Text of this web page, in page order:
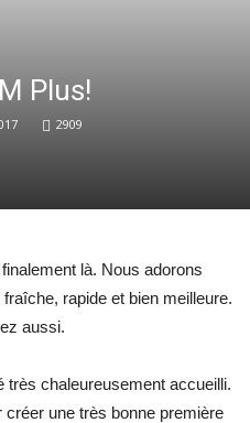
Plus!
2909
là. Nous adorons
rapide et bien meilleure.
aussi.
très chaleureusement accueilli.
une très bonne première